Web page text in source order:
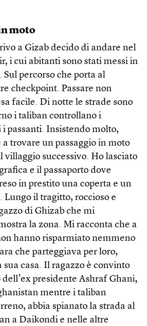
moto
a Gizab decido di andare nel
i cui abitanti sono stati messi in
percorso che porta al
checkpoint. Passare non
facile. Di notte le strade sono
i taliban controllano i
passanti. Insistendo molto,
trovare un passaggio in moto
villaggio successivo. Ho lasciato
e il passaporto dove
in prestito una coperta e un
Lungo il tragitto, roccioso e
di Ghizab che mi
la zona. Mi racconta che a
hanno risparmiato nemmeno
che parteggiava per loro,
casa. Il ragazzo è convinto
presidente Ashraf Ghani,
mentre i taliban
abbia spianato la strada al
a Daikondi e nelle altre